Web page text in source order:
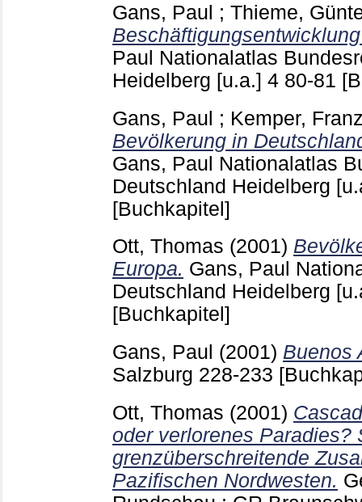
Gans, Paul ; Thieme,
Paul Nationalatlas
Heidelberg [u.a.] 4 80-81
Gans, Paul ; Kemper,
Bevölkerung in
Gans, Paul Nationalatlas
Deutschland Heidelberg
[Buchkapitel]
Ott, Thomas (2001)
Europa. Gans, Paul
Deutschland Heidelberg
[Buchkapitel]
Gans, Paul (2001) Buenos
Salzburg 228-233
Ott, Thomas (2001)
oder verlorenes Paradies?
grenzüberschreitende
Pazifischen Nordwesten.